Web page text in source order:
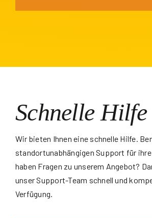
Schnelle Hilfe
Wir bieten Ihnen eine schnelle Hilfe.
standortunabhängigen Support für
haben Fragen zu unserem Angebot?
unser Support-Team schnell und
Verfügung.